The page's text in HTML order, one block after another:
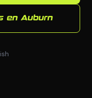
en Auburn